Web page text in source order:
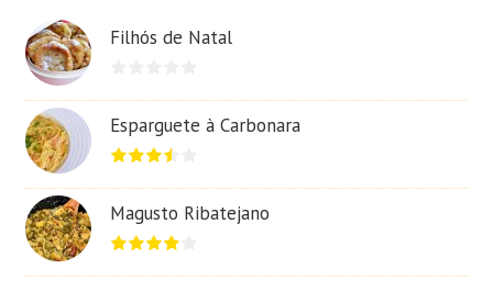
Filhós de Natal
Esparguete à Carbonara
Magusto Ribatejano